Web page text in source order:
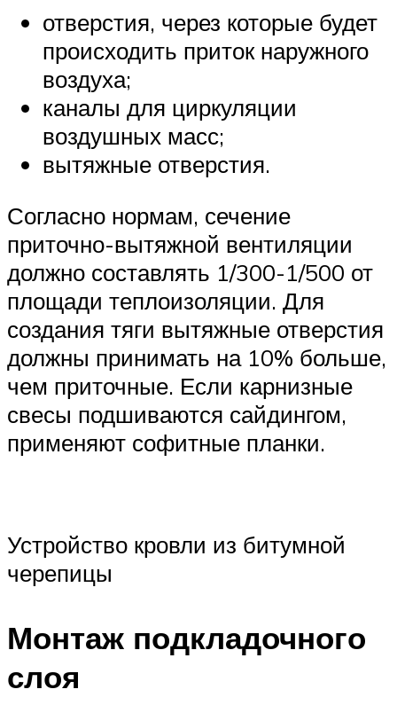
отверстия, через которые будет
происходить приток наружного
воздуха;
каналы для циркуляции
воздушных масс;
вытяжные отверстия.
Согласно нормам, сечение
приточно-вытяжной вентиляции
должно составлять 1/300-1/500 от
площади теплоизоляции. Для
создания тяги вытяжные отверстия
должны принимать на 10% больше,
чем приточные. Если карнизные
свесы подшиваются сайдингом,
применяют софитные планки.
Устройство кровли из битумной
черепицы
Монтаж подкладочного
слоя